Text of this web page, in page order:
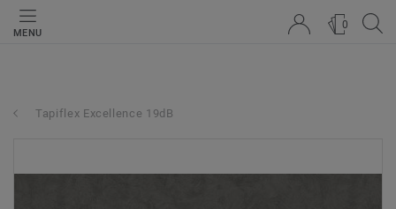
MENU
0
Tapiflex Excellence 19dB